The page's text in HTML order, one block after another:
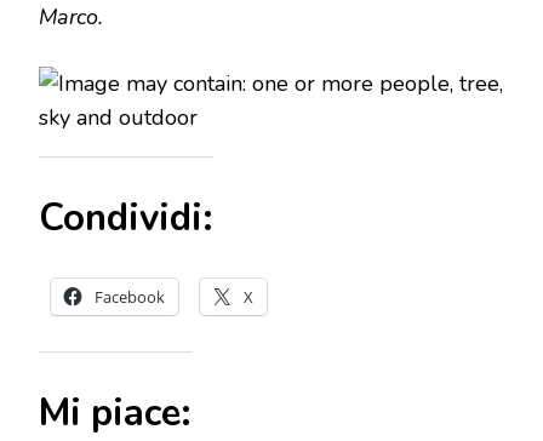
Marco.
Condividi:
Facebook X
Mi piace: